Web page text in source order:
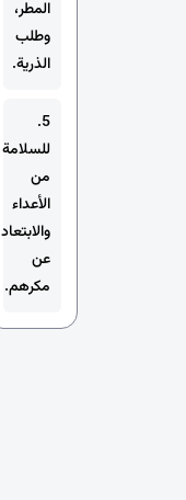
المطر،
وطلب
الذرية.
5.
للسلامة
من
الأعداء
والابتعاد
عن
مكرهم.